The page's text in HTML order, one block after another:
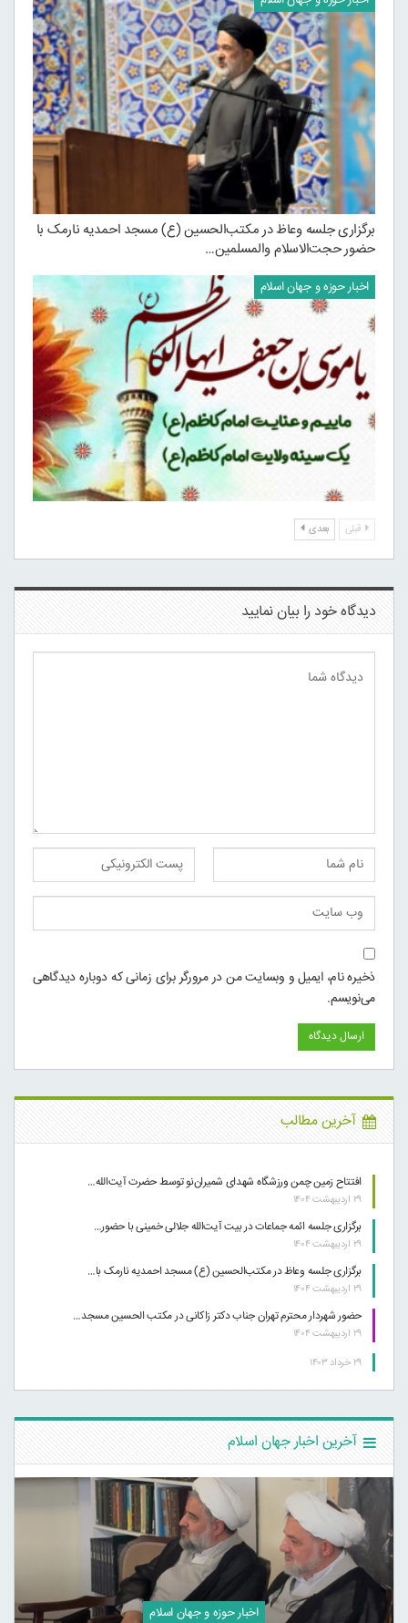
برگزاری جلسه وعاظ در مکتب‌الحسین (ع) مسجد احمدیه نارمک با
حضور حجت‌الاسلام والمسلمین…
اخبار حوزه و جهان اسلام
قبلی بعدی
دیدگاه خود را بیان نمایید
ذخیره نام، ایمیل و وبسایت من در مرورگر برای زمانی که دوباره دیدگاهی
می‌نویسم.
آخرین مطالب
افتتاح زمین چمن ورزشگاه شهدای شمیران‌نو توسط حضرت آیت‌الله…
۲۹ اردیبهشت ۱۴۰۴
برگزاری جلسه ائمه جماعات در بیت آیت‌الله جلالی خمینی با حضور…
۲۹ اردیبهشت ۱۴۰۴
برگزاری جلسه وعاظ در مکتب‌الحسین (ع) مسجد احمدیه نارمک با…
۲۹ اردیبهشت ۱۴۰۴
حضور شهردار محترم تهران جناب دکتر زاکانی در مکتب الحسین مسجد…
۲۹ اردیبهشت ۱۴۰۴
۲۹ خرداد ۱۴۰۳
آخرین اخبار جهان اسلام
اخبار حوزه و جهان اسلام